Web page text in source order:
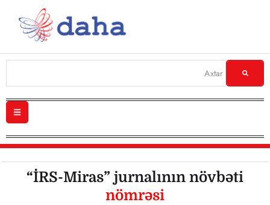
“İRS-Miras” jurnalının növbəti
nömrəsi